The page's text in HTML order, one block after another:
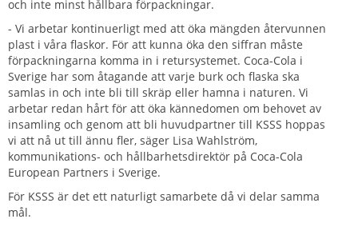
och inte minst hållbara förpackningar.
- Vi arbetar kontinuerligt med att öka mängden återvunnen
plast i våra flaskor. För att kunna öka den siffran måste
förpackningarna komma in i retursystemet. Coca-Cola i
Sverige har som åtagande att varje burk och flaska ska
samlas in och inte bli till skräp eller hamna i naturen. Vi
arbetar redan hårt för att öka kännedomen om behovet av
insamling och genom att bli huvudpartner till KSSS hoppas
vi att nå ut till ännu fler, säger Lisa Wahlström,
kommunikations- och hållbarhetsdirektör på Coca-Cola
European Partners i Sverige.
För KSSS är det ett naturligt samarbete då vi delar samma
mål.